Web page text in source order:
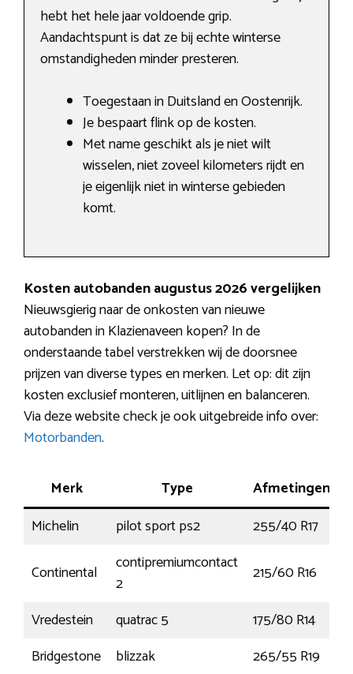
hebt het hele jaar voldoende grip.
Aandachtspunt is dat ze bij echte winterse
omstandigheden minder presteren.
Toegestaan in Duitsland en Oostenrijk.
Je bespaart flink op de kosten.
Met name geschikt als je niet wilt
wisselen, niet zoveel kilometers rijdt en
je eigenlijk niet in winterse gebieden
komt.
Kosten autobanden augustus 2026 vergelijken
Nieuwsgierig naar de onkosten van nieuwe
autobanden in Klazienaveen kopen? In de
onderstaande tabel verstrekken wij de doorsnee
prijzen van diverse types en merken. Let op: dit zijn
kosten exclusief monteren, uitlijnen en balanceren.
Via deze website check je ook uitgebreide info over:
Motorbanden.
Merk Type Afmetingen
Michelin
pilot sport ps2 255/40 R17
Continental
contipremiumcontact
2
215/60 R16
Vredestein
quatrac 5 175/80 R14
Bridgestone
blizzak 265/55 R19